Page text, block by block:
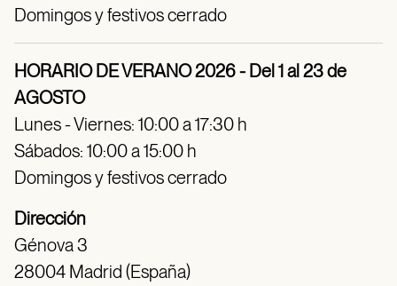
Domingos y festivos cerrado
HORARIO DE VERANO 2026 - Del 1 al 23 de
AGOSTO
Lunes - Viernes: 10:00 a 17:30 h
Sábados: 10:00 a 15:00 h
Domingos y festivos cerrado
Dirección
Génova 3
28004 Madrid (España)